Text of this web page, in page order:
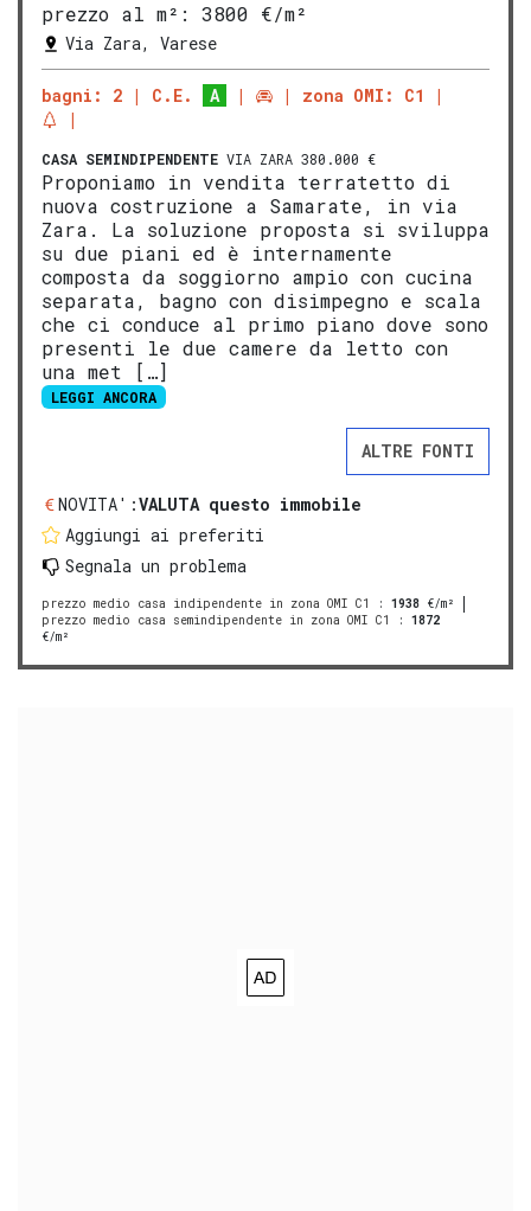
prezzo al m²:
3800 €/m²
Via Zara, Varese
bagni: 2 C.E. A zona OMI: C1
CASA SEMINDIPENDENTE VIA ZARA 380.000 €
Proponiamo in vendita terratetto di
nuova costruzione a Samarate, in via
Zara. La soluzione proposta si sviluppa
su due piani ed è internamente
composta da soggiorno ampio con cucina
separata, bagno con disimpegno e scala
che ci conduce al primo piano dove sono
presenti le due camere da letto con
una met […]
LEGGI ANCORA
ALTRE FONTI
NOVITA':VALUTA questo immobile
Aggiungi ai preferiti
Segnala un problema
prezzo medio casa indipendente in zona OMI C1 : 1938 €/m²
prezzo medio casa semindipendente in zona OMI C1
: 1872
€/m²